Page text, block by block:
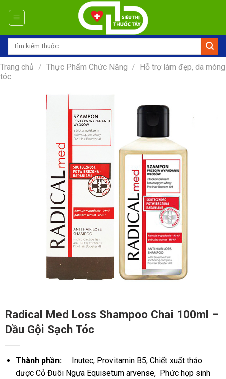
Tìm
Trang chủ / Thực Phẩm Chức Năng / Hỗ trợ làm đẹp, da móng
tóc
Radical Med Loss Shampoo Chai 100ml –
Dầu Gội Sạch Tóc
Thành phần:
Inutec, Provitamin B5, Chiết xuất thảo
dược Cỏ Đuôi Ngựa Equisetum arvense, Phức hợp sinh